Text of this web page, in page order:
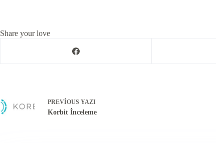
Share your love
PREVIOUS YAZI
Korbit İnceleme